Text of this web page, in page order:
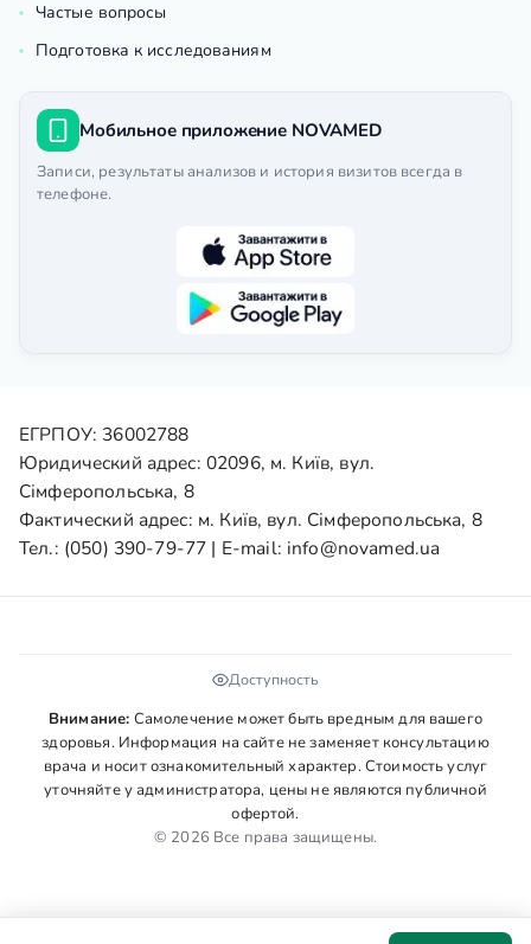
Частые вопросы
Подготовка к исследованиям
Мобильное приложение NOVAMED
Записи, результаты анализов и история визитов всегда в
телефоне.
ЕГРПОУ: 36002788
Юридический адрес: 02096, м. Київ, вул.
Сімферопольська, 8
Фактический адрес: м. Київ, вул. Сімферопольська, 8
Тел.: (050) 390-79-77 | E-mail: info@novamed.ua
Доступность
Внимание: Самолечение может быть вредным для вашего
здоровья. Информация на сайте не заменяет консультацию
врача и носит ознакомительный характер. Стоимость услуг
уточняйте у администратора, цены не являются публичной
офертой.
© 2026 Все права защищены.